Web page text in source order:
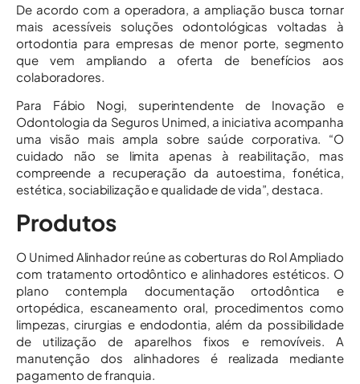
De acordo com a operadora, a ampliação busca tornar
mais acessíveis soluções odontológicas voltadas à
ortodontia para empresas de menor porte, segmento
que vem ampliando a oferta de benefícios aos
colaboradores.
Para Fábio Nogi, superintendente de Inovação e
Odontologia da Seguros Unimed, a iniciativa acompanha
uma visão mais ampla sobre saúde corporativa. “O
cuidado não se limita apenas à reabilitação, mas
compreende a recuperação da autoestima, fonética,
estética, sociabilização e qualidade de vida”, destaca.
Produtos
O Unimed Alinhador reúne as coberturas do Rol Ampliado
com tratamento ortodôntico e alinhadores estéticos. O
plano contempla documentação ortodôntica e
ortopédica, escaneamento oral, procedimentos como
limpezas, cirurgias e endodontia, além da possibilidade
de utilização de aparelhos fixos e removíveis. A
manutenção dos alinhadores é realizada mediante
pagamento de franquia.